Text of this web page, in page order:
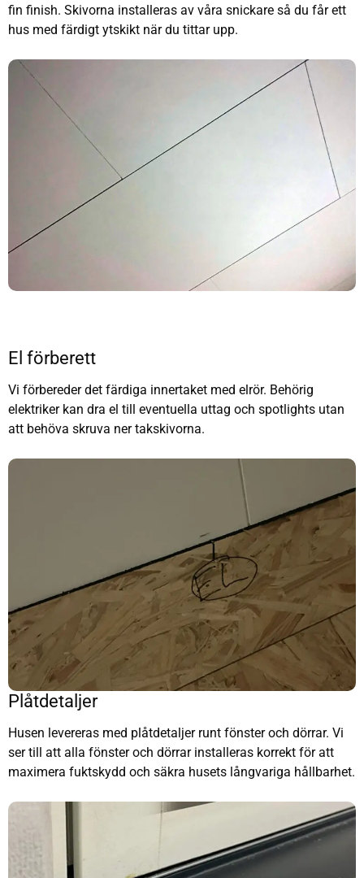
fin finish. Skivorna installeras av våra snickare så du får ett
hus med färdigt ytskikt när du tittar upp.
El förberett
Vi förbereder det färdiga innertaket med elrör. Behörig
elektriker kan dra el till eventuella uttag och spotlights utan
att behöva skruva ner takskivorna.
Plåtdetaljer
Husen levereras med plåtdetaljer runt fönster och dörrar. Vi
ser till att alla fönster och dörrar installeras korrekt för att
maximera fuktskydd och säkra husets långvariga hållbarhet.